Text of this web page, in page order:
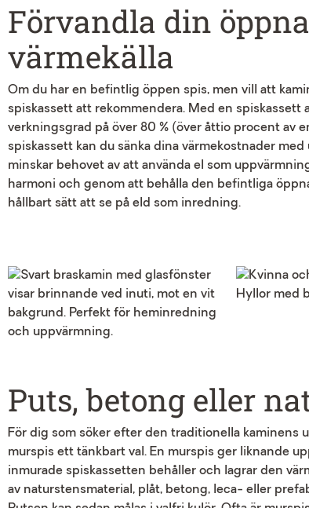
Förvandla din
värmekälla
Om du har en befintlig öppen spis, men vill att
spiskassett att rekommendera. Med en spiskassett
verkningsgrad på över 80 % (över åttio procent av
spiskassett kan du sänka dina värmekostnader
minskar behovet av att använda el som
harmoni och genom att behålla den befintliga
hållbart sätt att se på eld som inredning.
Puts, betong eller
För dig som söker efter den traditionella kaminens
murspis ett tänkbart val. En murspis ger liknande
inmurade spiskassetten behåller och lagrar den
av naturstensmaterial, plåt, betong, leca- eller